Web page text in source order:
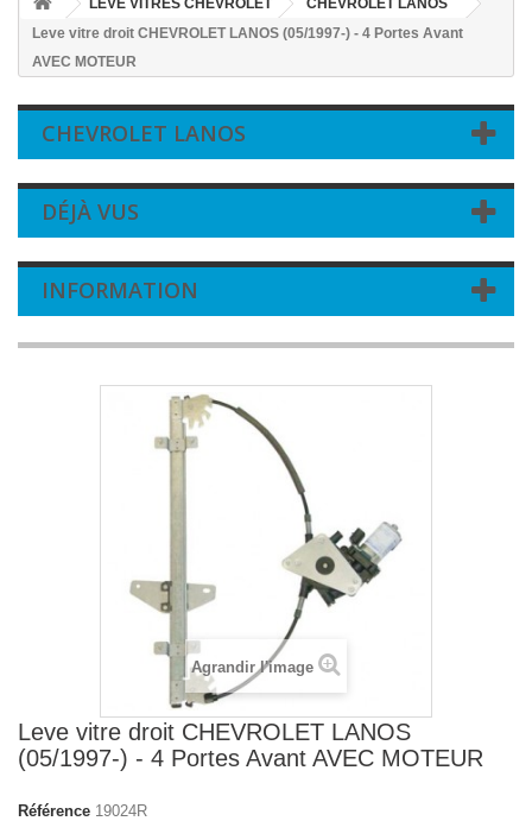
LEVE VITRES CHEVROLET
CHEVROLET LANOS
Leve vitre droit CHEVROLET LANOS (05/1997-) - 4 Portes Avant
AVEC MOTEUR
CHEVROLET LANOS
DÉJÀ VUS
INFORMATION
Agrandir l'image
Leve vitre droit CHEVROLET LANOS
(05/1997-) - 4 Portes Avant AVEC MOTEUR
Référence 19024R